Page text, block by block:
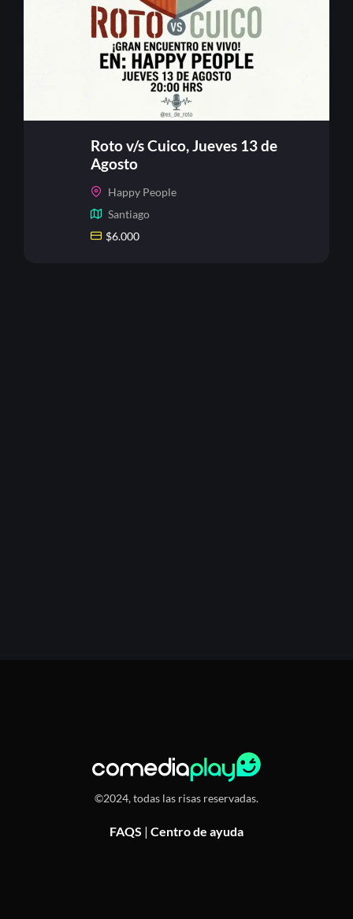
Roto v/s Cuico, Jueves 13 de
Agosto
Happy People
Santiago
$6.000
©2024, todas las risas reservadas.
FAQS | Centro de ayuda